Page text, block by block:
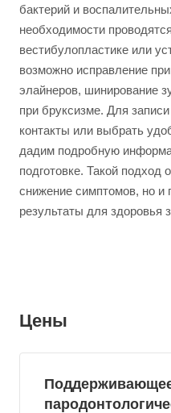
бактерий и
необходимости
вестибулопластике или
возможно исправление
элайнеров, шинирование
при бруксизме. Для
контакты или выбрать
дадим подробную
подготовке. Такой подход
снижение симптомов, но и
результаты для здоровья
Цены